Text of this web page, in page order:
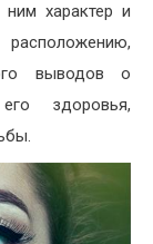
характер и
выводов о
здоровья,